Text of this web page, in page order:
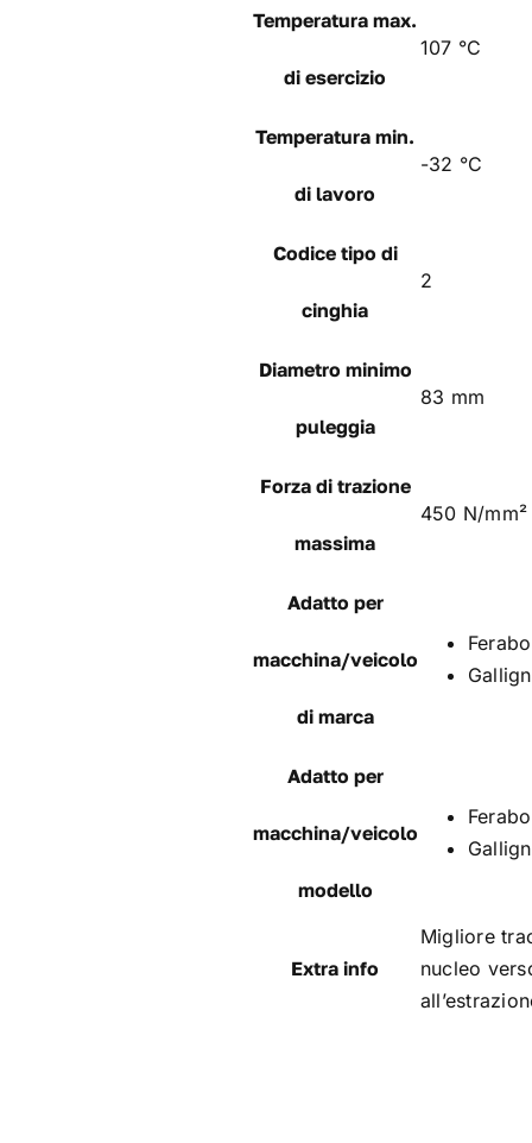
Temperatura max.
di esercizio
107 °C
Temperatura min.
di lavoro
-32 °C
Codice tipo di
cinghia
2
Diametro minimo
puleggia
83 mm
Forza di trazione
massima
450 N/mm²
Adatto per
macchina/veicolo
di marca
Adatto per
macchina/veicolo
modello
Extra info
Migliore
nucleo